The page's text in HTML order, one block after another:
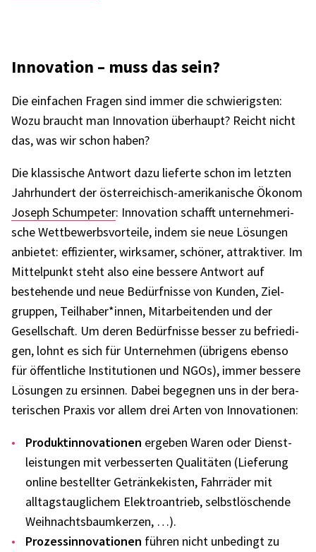
Inno­va­tion – muss das sein?
Die einfa­chen Fragen sind immer die schwie­rigs­ten:
Wozu braucht man Inno­va­tion über­haupt? Reicht nicht
das, was wir schon haben?
Die klas­si­sche Antwort dazu lieferte schon im letz­ten
Jahr­hun­dert der öster­rei­chisch-ameri­ka­ni­sche Ökonom
Joseph Schum­pe­ter: Inno­va­tion schafft unter­neh­me­ri­
sche Wett­be­werbs­vor­teile, indem sie neue Lösun­gen
anbie­tet: effi­zi­en­ter, wirk­sa­mer, schö­ner, attrak­ti­ver. Im
Mittel­punkt steht also eine bessere Antwort auf
bestehende und neue Bedürf­nisse von Kunden, Ziel­
grup­pen, Teilhaber*innen, Mitar­bei­ten­den und der
Gesell­schaft. Um deren Bedürf­nisse besser zu befrie­di­
gen, lohnt es sich für Unter­neh­men (übri­gens ebenso
für öffent­li­che Insti­tu­tio­nen und NGOs), immer bessere
Lösun­gen zu ersin­nen. Dabei begeg­nen uns in der bera­
te­ri­schen Praxis vor allem drei Arten von Inno­va­tio­nen:
Produkt­in­no­va­tio­nen erge­ben Waren oder Dienst­
leis­tun­gen mit verbes­ser­ten Quali­tä­ten (Liefe­rung
online bestell­ter Geträn­ke­kis­ten, Fahr­rä­der mit
alltags­taug­li­chem Elek­tro­an­trieb, selbst­lö­schende
Weih­nachts­baum­ker­zen, …).
Prozess­in­no­va­tio­nen führen nicht unbe­dingt zu